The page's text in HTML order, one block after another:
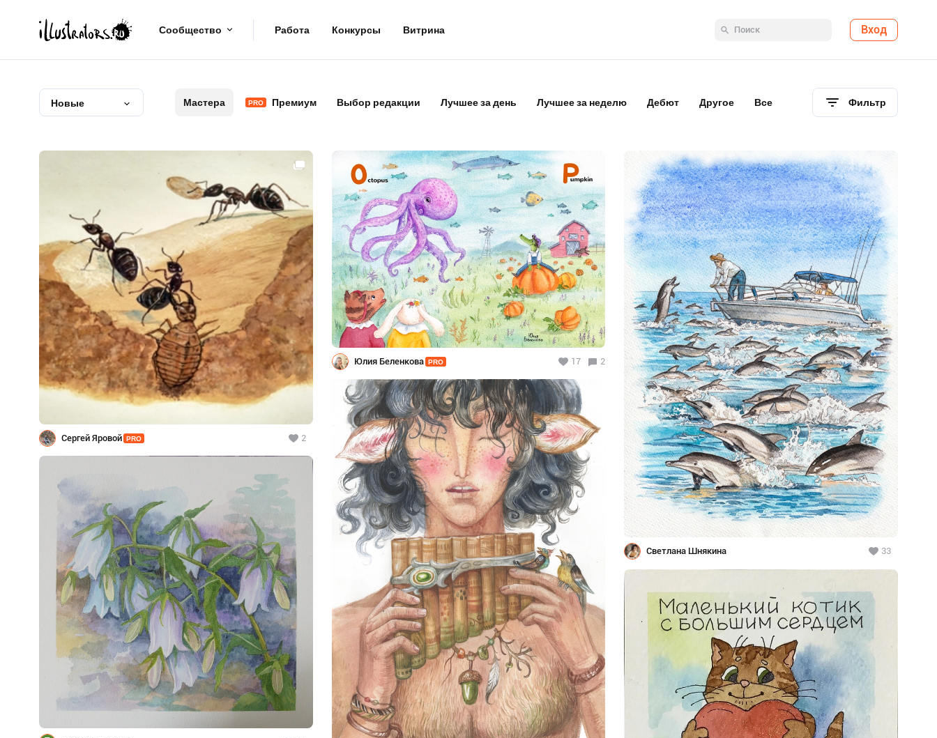
Сообщество Работа Конкурсы Витрина Вход
Новые Мастера PRO Премиум Выбор редакции Лучшее за день Лучшее за неделю Дебют Другое Все Фильтр
Сергей Яровой PRO 2
Юлия Беленкова PRO 17 2
Светлана Шнякина 33